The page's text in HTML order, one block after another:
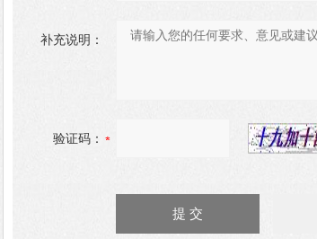
补充说明：
验证码：